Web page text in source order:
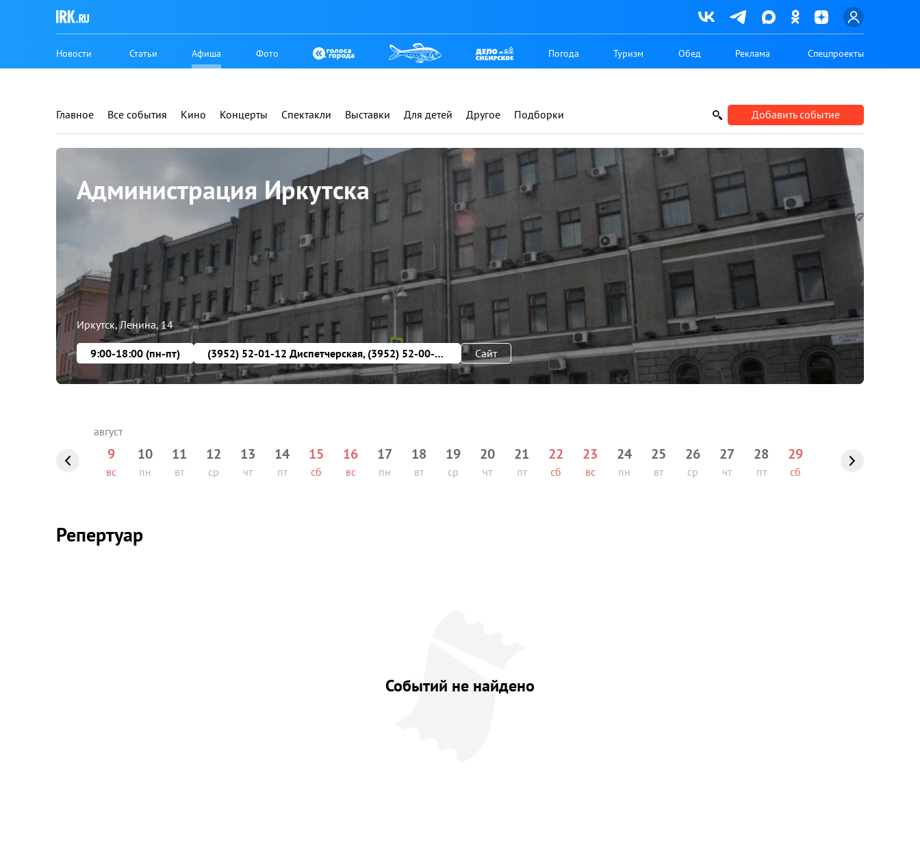
Новости Статьи Афиша Фото Погода Туризм Обед Реклама Спецпроекты
Главное Все события Кино Концерты Спектакли Выставки Для детей Другое Подборки Добавить событие
Администрация Иркутска
Иркутск, Ленина, 14
9:00-18:00 (пн-пт) (3952) 52-01-12 Диспетчерская, (3952) 52-00-25 Горячая линия Сайт
9
вс
10
пн
11
вт
12
ср
13
чт
14
пт
15
сб
16
вс
17
пн
18
вт
19
ср
20
чт
21
пт
22
сб
23
вс
24
пн
25
вт
26
ср
27
чт
28
пт
29
сб
Репертуар
Событий не найдено